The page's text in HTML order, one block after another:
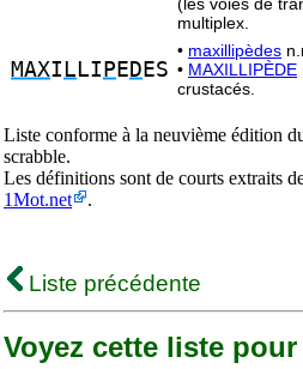
multiplex.
MAXI L LI P E D ES
• maxillipèdes
• MAXILLIPÈDE
crustacés.
Liste conforme à la neuvième édition
scrabble.
Les définitions sont de courts extraits
1Mot.net
.
Liste précédente
Voyez cette liste pour